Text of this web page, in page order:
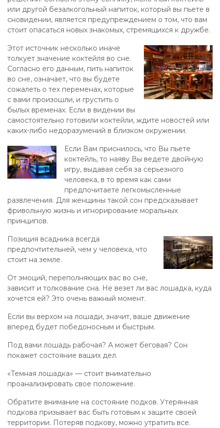
или другой безалкогольный напиток, который вы пьете в
сновидении, является предупреждением о том, что вам
стоит опасаться новых знакомых, стремящихся к дружбе.
Этот источник несколько иначе
толкует значение коктейля во сне.
Согласно его данным, пить напиток
во сне, означает, что вы будете
сожалеть о тех переменах, которые
с вами произошли, и грустить о
былых временах. Если в видении вы
самостоятельно готовили коктейли, ждите новостей или
каких-либо недоразумений в близком окружении.
Если Вам приснилось, что Вы пьете
коктейль, то наяву Вы ведете двойную
игру, выдавая себя за серьезного
человека, в то время как сами
предпочитаете легкомысленные
развлечения. Для женщины такой сон предсказывает
фривольную жизнь и игнорирование моральных
принципов.
Позиция всадника всегда
предпочтительней, чем у человека, что
стоит на земле.
От эмоций, переполняющих вас во сне,
зависит и толкование сна. Не везет ли вас лошадка, куда
хочется ей? Это очень важный момент.
Если вы верхом на лошади, значит, ваше движение
вперед будет победоносным и быстрым.
Под вами лошадь рабочая? А может беговая? Сон
покажет состояние ваших дел.
«Темная лошадка» — стоит внимательно
проанализировать свое положение.
Обратите внимание на состояние подков. Утерянная
подкова призывает вас быть готовым к защите своей
территории. Потеряв подкову, можно утратить все.